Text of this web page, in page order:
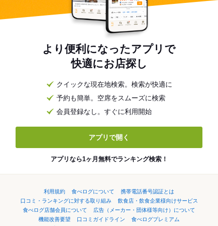
より便利になったアプリで
快適にお店探し
クイックな現在地検索。検索が快適に
予約も簡単。空席をスムーズに検索
会員登録なし。すぐに利用開始
アプリで開く
アプリなら1ヶ月無料でランキング検索！
利用規約 食べログについて
携帯電話番号認証とは
口コミ・ランキングに対する取り組み
飲食店・飲食企業様向けサービス
食べログ店舗会員について
広告（メーカー・団体様等向け）について
機能改善要望
口コミガイドライン
食べログプレミアム